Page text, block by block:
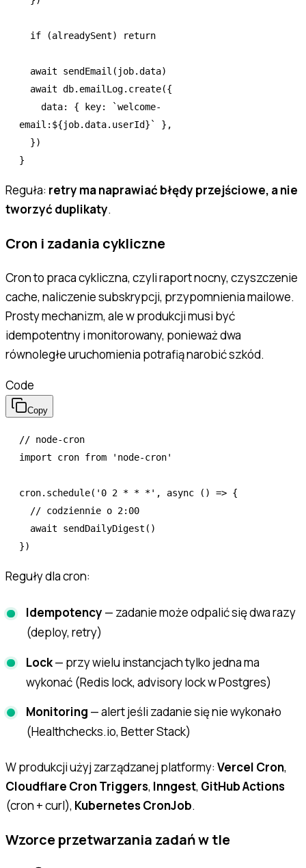
  if
(alreadySent) return
  await
sendEmail ( job.data)
  await
db. emailLog.create({
    data
: { key:
`welcome-
email: ${job.data.userId} ` } ,
  })
}
Reguła: retry ma naprawiać błędy przejściowe, a nie
tworzyć duplikaty.
Cron i zadania cykliczne
Cron to praca cykliczna, czyli raport nocny, czyszczenie
cache, naliczenie subskrypcji, przypomnienia mailowe.
Prosty mechanizm, ale w produkcji musi być
idempotentny i monitorowany, ponieważ dwa
równoległe uruchomienia potrafią narobić szkód.
Code
Copy
// node-cron
import cron from 'node-cron'
cron.schedule( '0 2 * * *' , async () => {
  // codziennie o 2:00
  await
sendDailyDigest ()
})
Reguły dla cron:
Idempotency — zadanie może odpalić się dwa razy
(deploy, retry)
Lock— przy wielu instancjach tylko jedna ma
wykonać (Redis lock, advisory lock w Postgres)
Monitoring — alert jeśli zadanie się nie wykonało
(Healthchecks.io, Better Stack)
W produkcji użyj zarządzanej platformy: Vercel Cron,
Cloudflare Cron Triggers, Inngest, GitHub Actions
(cron + curl), Kubernetes CronJob.
Wzorce przetwarzania zadań w tle